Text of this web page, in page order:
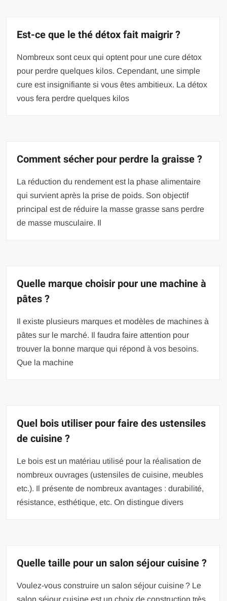
Est-ce que le thé détox fait maigrir ?
Nombreux sont ceux qui optent pour une cure détox
pour perdre quelques kilos. Cependant, une simple
cure est insignifiante si vous êtes ambitieux. La détox
vous fera perdre quelques kilos
Comment sécher pour perdre la graisse ?
La réduction du rendement est la phase alimentaire
qui survient après la prise de poids. Son objectif
principal est de réduire la masse grasse sans perdre
de masse musculaire. Il
Quelle marque choisir pour une machine à
pâtes ?
Il existe plusieurs marques et modèles de machines à
pâtes sur le marché. Il faudra faire attention pour
trouver la bonne marque qui répond à vos besoins.
Que la machine
Quel bois utiliser pour faire des ustensiles
de cuisine ?
Le bois est un matériau utilisé pour la réalisation de
nombreux ouvrages (ustensiles de cuisine, meubles
etc.). Il présente de nombreux avantages : durabilité,
résistance, esthétique, etc. On distingue divers
Quelle taille pour un salon séjour cuisine ?
Voulez-vous construire un salon séjour cuisine ? Le
salon séjour cuisine est un choix de construction très